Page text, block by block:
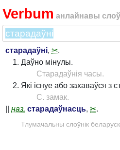
Verbum анлайнавы
старадаўні, ✂.
Даўно мінулы.
Старадаўнія часы.
Які існуе або захаваўся з
С. замак.
наз. старадаўнасць, ✂.
Тлумачальны слоўнік